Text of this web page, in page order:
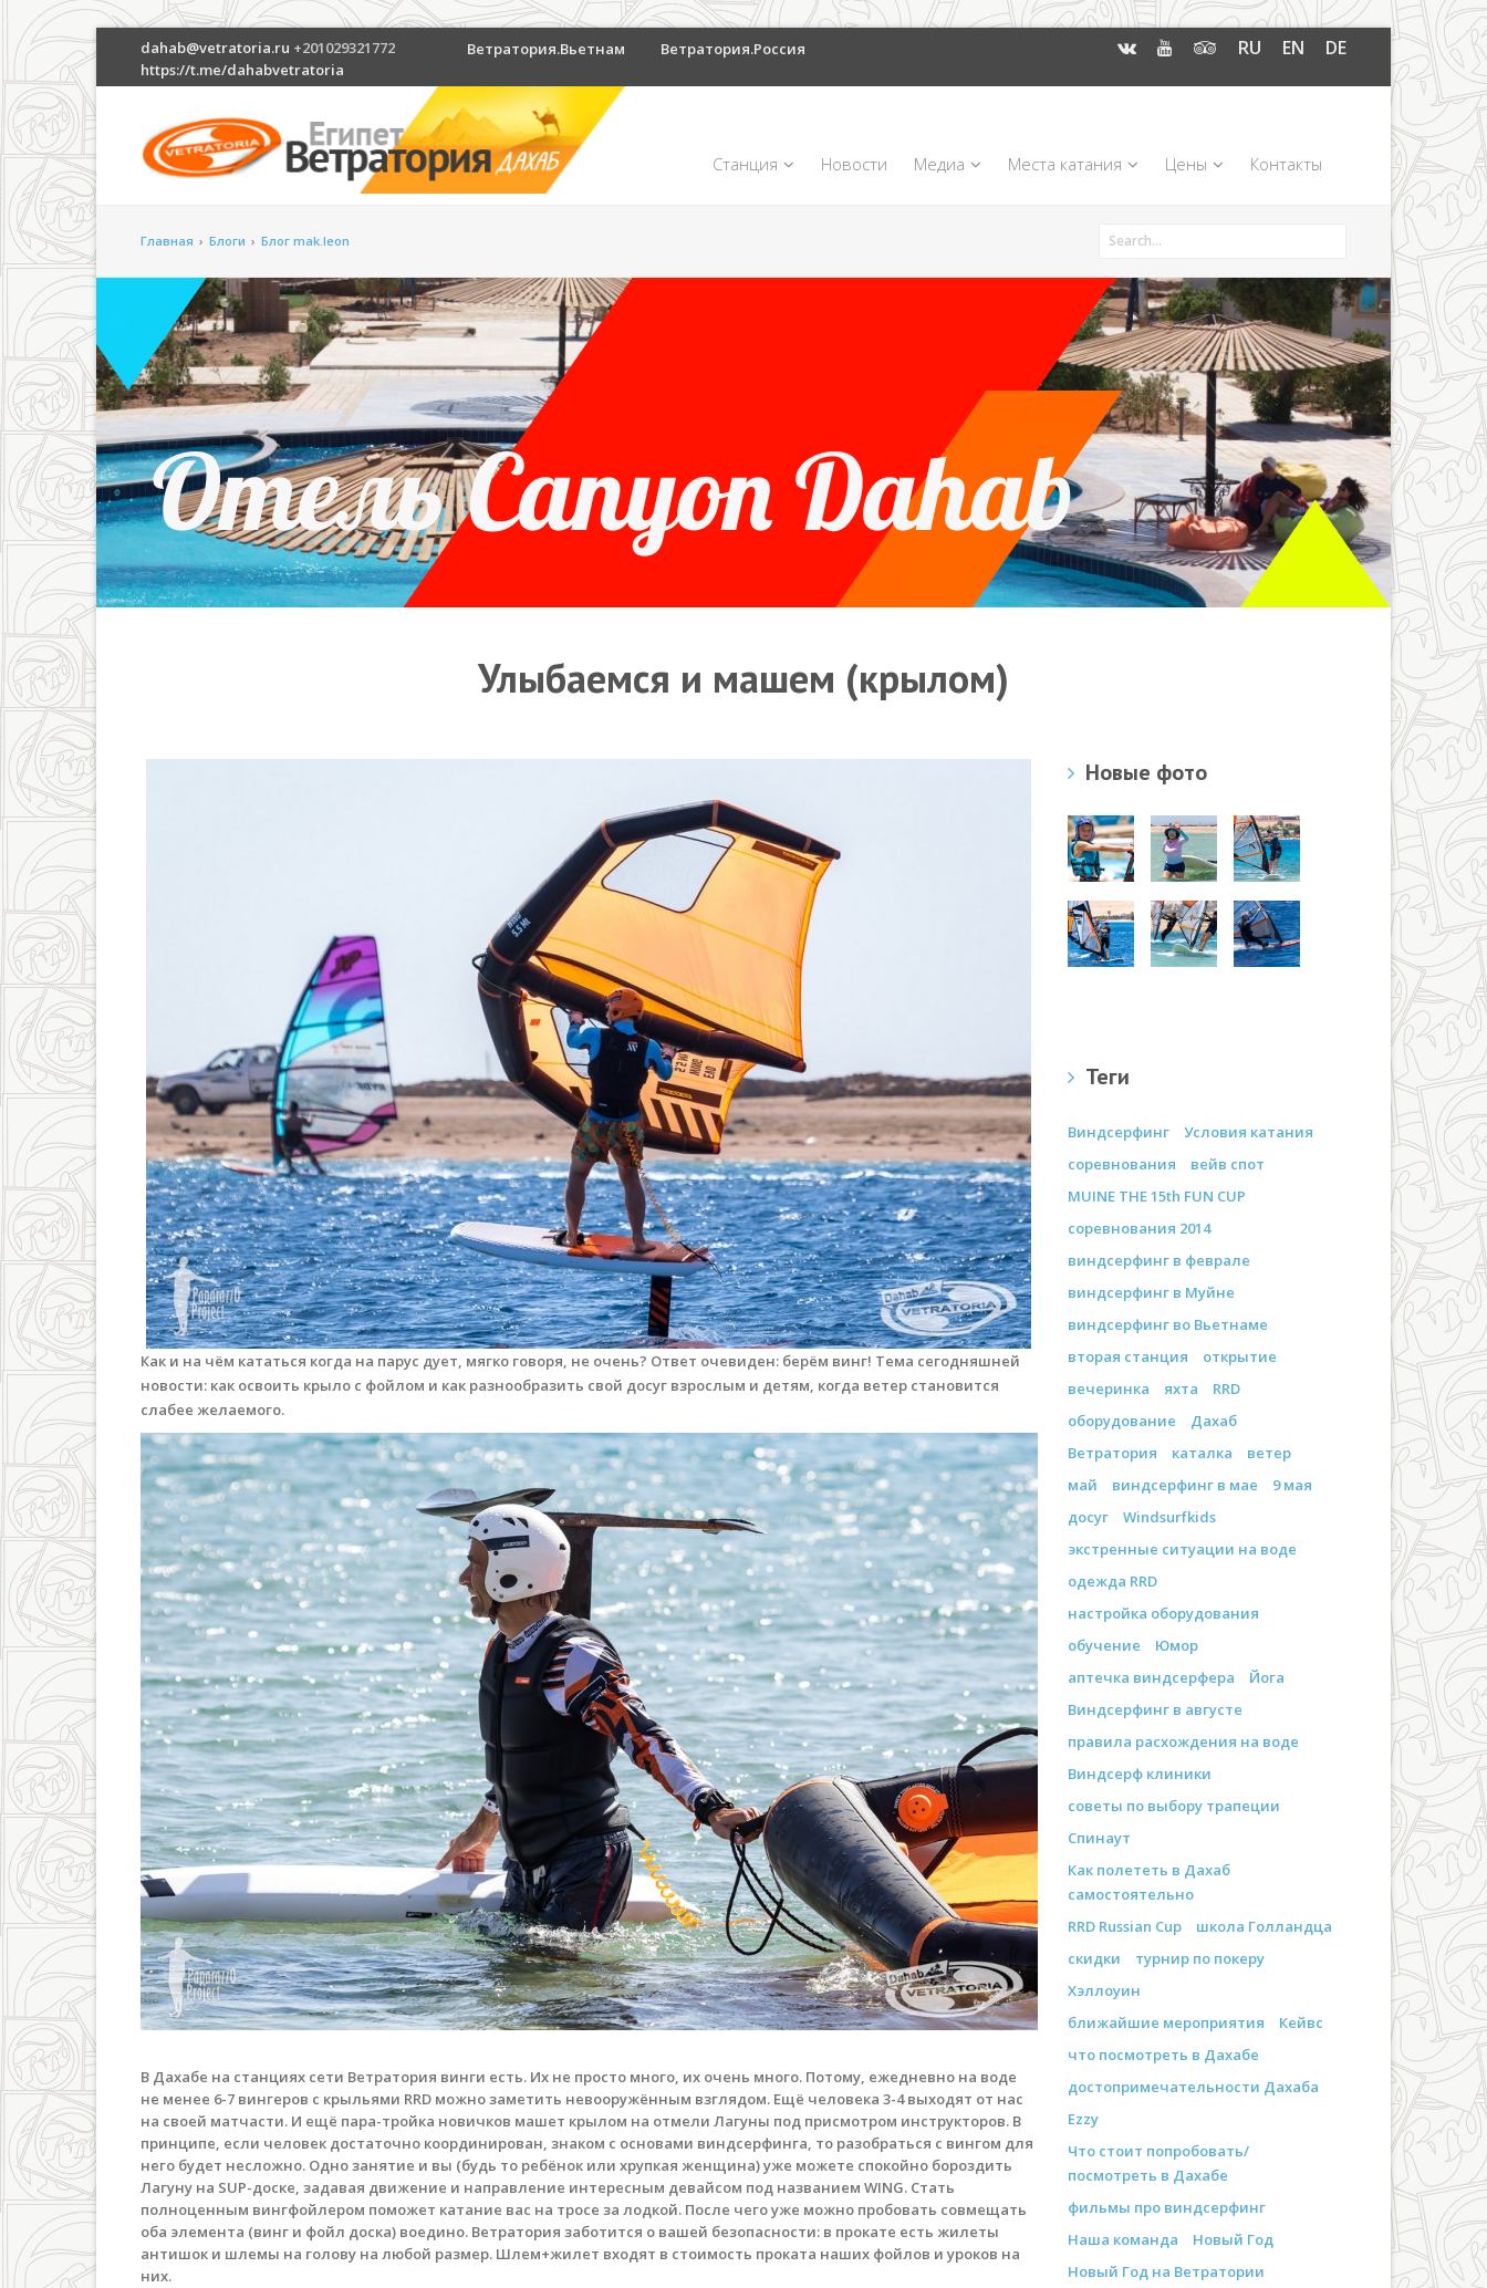
dahab@vetratoria.ru +201029321772
https://t.me/dahabvetratoria
Ветратория.Вьетнам Ветратория.Россия RU EN DE
Станция Новости Медиа Места катания Цены Контакты
Главная › Блоги › Блог mak.leon
Улыбаемся и машем (крылом)
Как и на чём кататься когда на парус дует, мягко говоря, не очень? Ответ очевиден: берём винг! Тема сегодняшней
новости: как освоить крыло с фойлом и как разнообразить свой досуг взрослым и детям, когда ветер становится
слабее желаемого.
В Дахабе на станциях сети Ветратория винги есть. Их не просто много, их очень много. Потому, ежедневно на воде
не менее 6-7 вингеров с крыльями RRD можно заметить невооружённым взглядом. Ещё человека 3-4 выходят от нас
на своей матчасти. И ещё пара-тройка новичков машет крылом на отмели Лагуны под присмотром инструкторов. В
принципе, если человек достаточно координирован, знаком с основами виндсерфинга, то разобраться с вингом для
него будет несложно. Одно занятие и вы (будь то ребёнок или хрупкая женщина) уже можете спокойно бороздить
Лагуну на SUP-доске, задавая движение и направление интересным девайсом под названием WING. Стать
полноценным вингфойлером поможет катание вас на тросе за лодкой. После чего уже можно пробовать совмещать
оба элемента (винг и фойл доска) воедино. Ветратория заботится о вашей безопасности: в прокате есть жилеты
антишок и шлемы на голову на любой размер. Шлем+жилет входят в стоимость проката наших фойлов и уроков на
них.
Новые фото
Теги
Виндсерфинг
Условия катания
соревнования
вейв спот
MUINE THE 15th FUN CUP
соревнования 2014
виндсерфинг в феврале
виндсерфинг в Муйне
виндсерфинг во Вьетнаме
вторая станция
открытие
вечеринка
яхта
RRD
оборудование
Дахаб
Ветратория
каталка
ветер
май
виндсерфинг в мае
9 мая
досуг
Windsurfkids
экстренные ситуации на воде
одежда RRD
настройка оборудования
обучение
Юмор
аптечка виндсерфера
Йога
Виндсерфинг в августе
правила расхождения на воде
Виндсерф клиники
советы по выбору трапеции
Спинаут
Как полететь в Дахаб
самостоятельно
RRD Russian Cup
школа Голландца
скидки
турнир по покеру
Хэллоуин
ближайшие мероприятия
Кейвс
что посмотреть в Дахабе
достопримечательности Дахаба
Ezzy
Что стоит попробовать/
посмотреть в Дахабе
фильмы про виндсерфинг
Наша команда
Новый Год
Новый Год на Ветратории